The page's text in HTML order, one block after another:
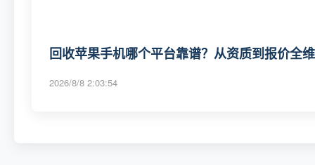
回收苹果手机哪个平台靠谱？从资质到报价全
2026/8/8 2:03:54